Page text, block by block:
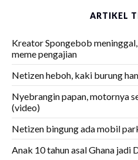
ARTIKEL
Kreator Spongebob
meme pengajian
Netizen heboh, kaki burung
Nyebrangin papan, motornya
(video)
Netizen bingung ada mobil
Anak 10 tahun asal Ghana jadi